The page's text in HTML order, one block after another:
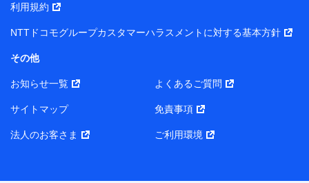
相談予約に関する情報等
保険契約者と被保険者との関係等
扱とならない保険契約の内容等
情報
2. 共同利用者の範囲
当社（https://www.docomo-insurance.co.jp/）
利用規約
NTTドコモグループカスタマーハラスメントに対する基本方針
その他
お知らせ一覧 よくあるご質問
サイトマップ 免責事項
法人のお客さま ご利用環境